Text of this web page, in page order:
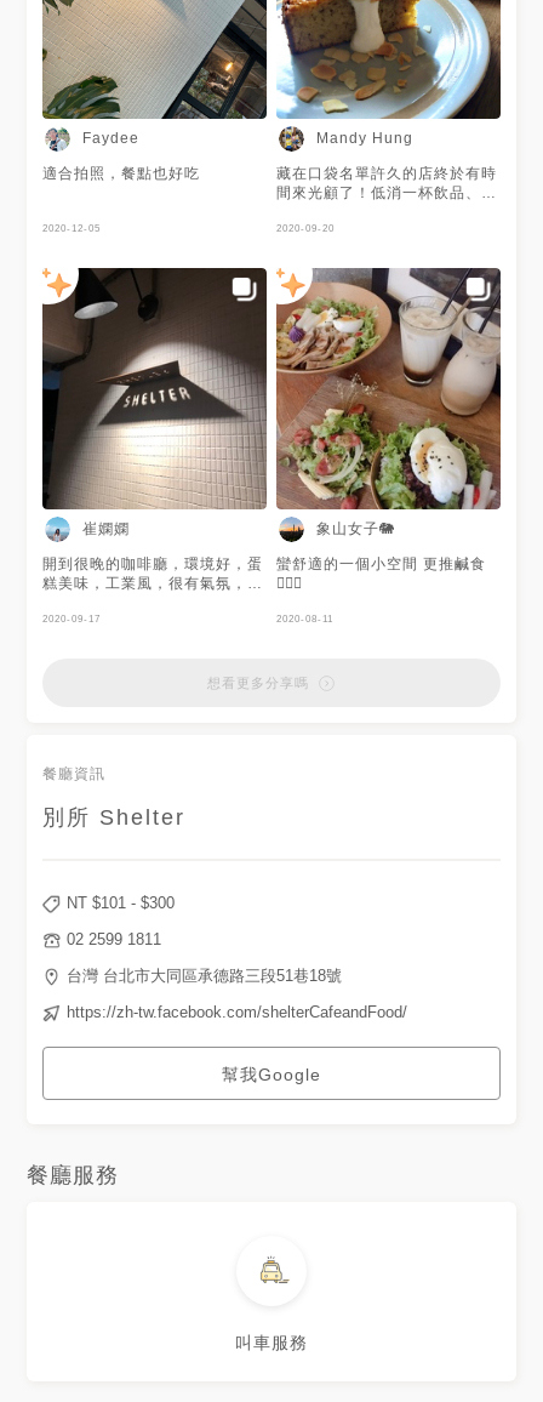
Faydee
適合拍照，餐點也好吃
2020-12-05
Mandy Hung
藏在口袋名單許久的店終於有時
間來光顧了！低消一杯飲品、不
個想要好好大聊特聊又想過小資
的桂花釀蛋糕，友人點的檸檬起
司蛋糕覺得不錯吃。飲品部分尚
可接受。
2020-09-20
崔嫻嫻
開到很晚的咖啡廳，環境好，蛋
糕美味，工業風，很有氣氛，價
2020-09-17
象山女子🐘
蠻舒適的一個小空間 更推鹹食
🙋🏻‍♀️
2020-08-11
想看更多分享嗎
餐廳資訊
別所 Shelter
NT $101 - $300
02 2599 1811
台灣 台北市大同區承德路三段51巷18號
https://zh-tw.facebook.com/shelterCafeandFood/
幫我Google
餐廳服務
叫車服務